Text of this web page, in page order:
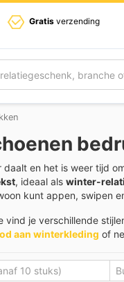
Gratis verzending
daalt en het is weer tijd
, ideaal als winter-
kunt appen, swipen
vind je verschillende
aan winterkleding of